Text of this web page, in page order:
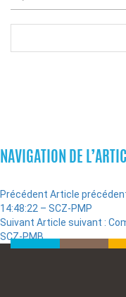
NAVIGATION DE
Précédent Article
14:48:22 – SCZ-PMP
Suivant Article suivant :
SCZ-PMB